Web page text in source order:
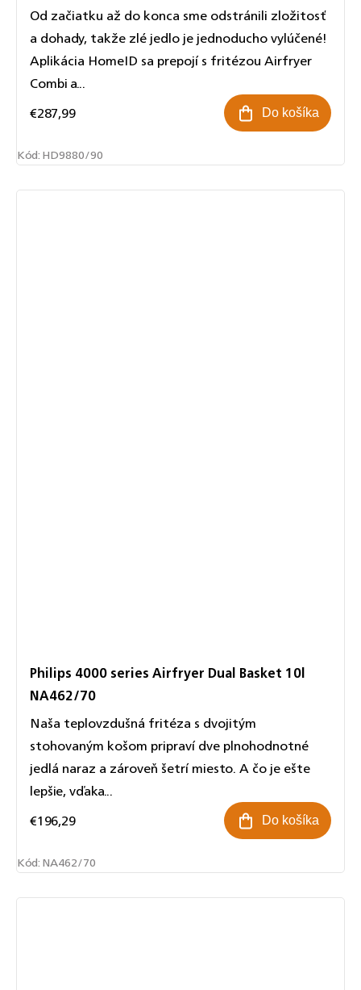
€287,99 Do košíka
Od začiatku až do konca sme odstránili zložitosť
a dohady, takže zlé jedlo je jednoducho vylúčené!
Aplikácia HomeID sa prepojí s fritézou Airfryer
Combi a...
Kód:HD9880/90
Philips 4000 series Airfryer Dual Basket 10l
NA462/70
€196,29 Do košíka
Naša teplovzdušná fritéza s dvojitým
stohovaným košom pripraví dve plnohodnotné
jedlá naraz a zároveň šetrí miesto. A čo je ešte
lepšie, vďaka...
Kód:NA462/70